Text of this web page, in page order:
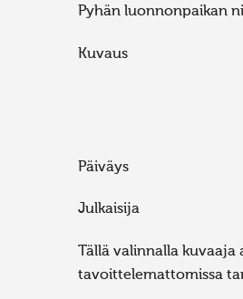
Pyhän luonnonpaikan
Kuvaus
Päiväys
Julkaisija
Tällä valinnalla kuvaaja
tavoittelemattomissa